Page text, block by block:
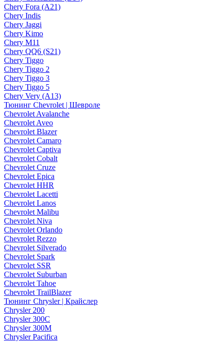
Chery Fora (A21)
Chery Indis
Chery Jaggi
Chery Kimo
Chery M11
Chery QQ6 (S21)
Chery Tiggo
Chery Tiggo 2
Chery Tiggo 3
Chery Tiggo 5
Chery Very (A13)
Тюнинг Chevrolet | Шевроле
Chevrolet Avalanche
Chevrolet Aveo
Chevrolet Blazer
Chevrolet Camaro
Chevrolet Captiva
Chevrolet Cobalt
Chevrolet Cruze
Chevrolet Epica
Chevrolet HHR
Chevrolet Lacetti
Chevrolet Lanos
Chevrolet Malibu
Chevrolet Niva
Chevrolet Orlando
Chevrolet Rezzo
Chevrolet Silverado
Chevrolet Spark
Chevrolet SSR
Chevrolet Suburban
Chevrolet Tahoe
Chevrolet TrailBlazer
Тюнинг Chrysler | Крайслер
Chrysler 200
Chrysler 300C
Chrysler 300M
Chrysler Pacifica